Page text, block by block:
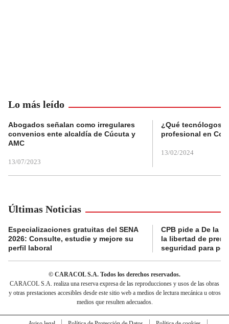
Lo más leído
Abogados señalan como irregulares
convenios ente alcaldía de Cúcuta y
AMC
13/07/2023
¿Qué tecnólogos
profesional en
13/02/2024
Últimas Noticias
Especializaciones gratuitas del SENA
2026: Consulte, estudie y mejore su
perfil laboral
CPB pide a De la
la libertad de
seguridad para
© CARACOL S.A. Todos los derechos reservados.
CARACOL S.A. realiza una reserva expresa de las reproducciones y usos de las obras
y otras prestaciones accesibles desde este sitio web a medios de lectura mecánica u otros
medios que resulten adecuados.